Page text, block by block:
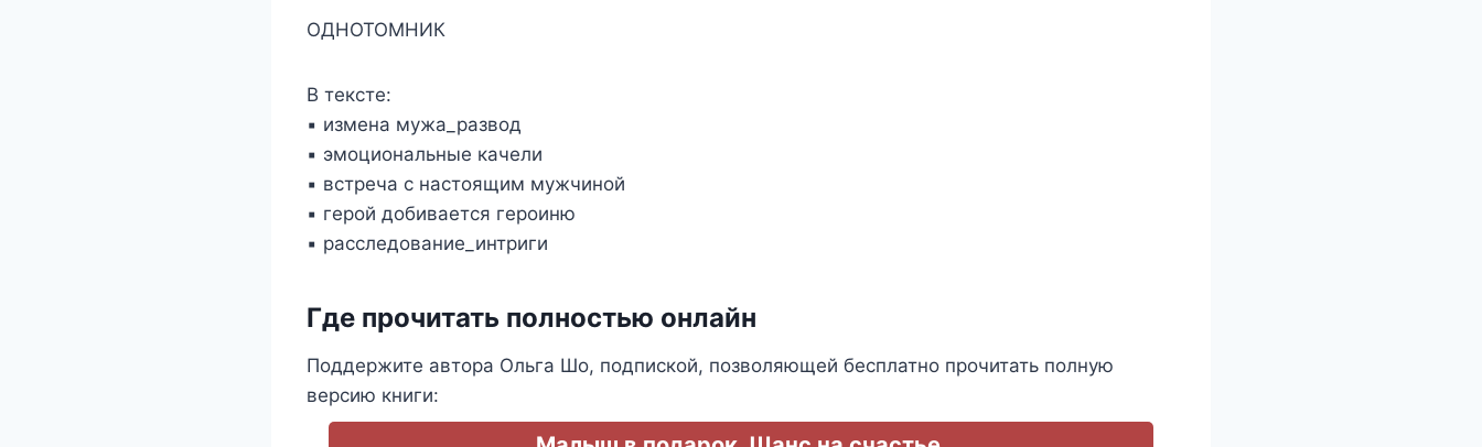
ОДНОТОМНИК
В тексте:
▪️ измена мужа_развод
▪️ эмоциональные качели
▪️ встреча с настоящим мужчиной
▪️ герой добивается героиню
▪️ расследование_интриги
Где прочитать полностью онлайн
Поддержите автора Ольга Шо, подпиской, позволяющей бесплатно прочитать полную
версию книги: